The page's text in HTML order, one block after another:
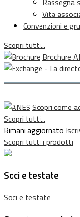
Rassegna
Vita
Convenzioni e
Scopri tutti...
Brochure
Scopri come
Scopri tutti...
Rimani aggiornato
Scopri tutti i prodotti
Soci e testate
Soci e testate